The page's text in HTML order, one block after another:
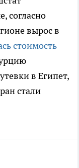
согласно
вырос в
стоимость
в Египет,
стали